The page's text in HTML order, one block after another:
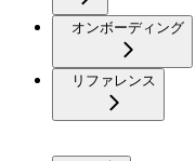
オンボーディング
リファレンス